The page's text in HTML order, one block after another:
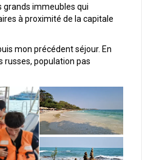
grands immeubles qui
à proximité de la capitale
mon précédent séjour. En
russes, population pas